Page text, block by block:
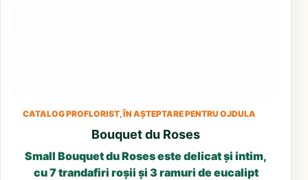
CATALOG PROFLORIST, ÎN AȘTEPTARE PENTRU OJDULA
Bouquet du Roses
Small Bouquet du Roses este delicat și intim,
cu 7 trandafiri roșii și 3 ramuri de eucalipt